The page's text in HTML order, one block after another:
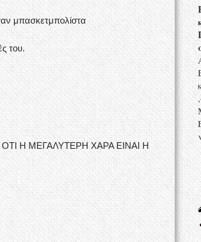
μπασκετμπολίστα
του.
ΟΤΙ Η ΜΕΓΑΛΥΤΕΡΗ ΧΑΡΑ ΕΙΝΑΙ Η